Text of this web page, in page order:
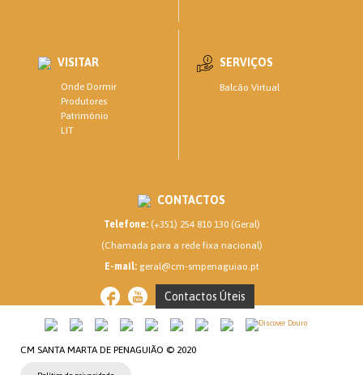
VISITAR
Onde Dormir
Produtores
Património
LIT
SERVIÇOS
Balcão Virtual
CONTACTOS
Telefone:(+351) 254 810 130 (Geral)
(Chamada para a rede fixa nacional)
E-mail:geral@cm-smpenaguiao.pt
Contactos Úteis
CM SANTA MARTA DE PENAGUIÃO © 2020